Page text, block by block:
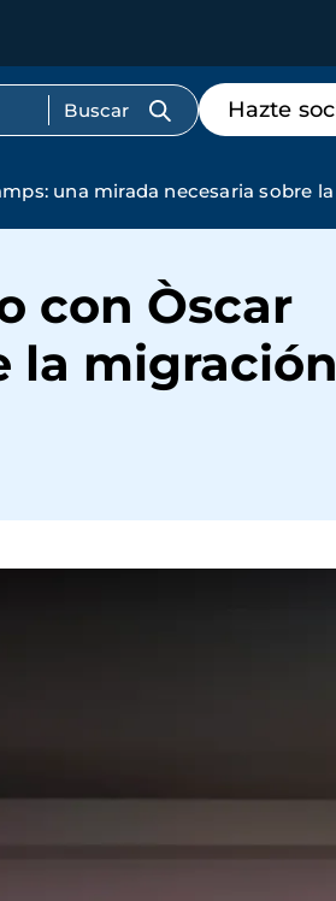
Menú
de
destacados
Hazte
una mirada necesaria sobre
con Òscar
la migración